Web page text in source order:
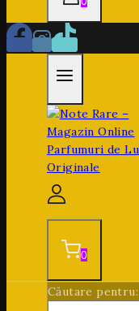
0
Căutare pentru: